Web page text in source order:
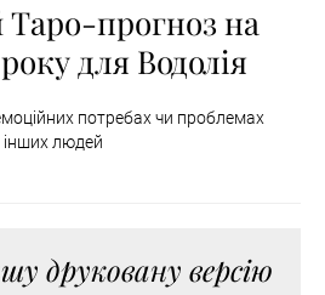
прогноз на
для Водолія
потребах чи проблемах
інших людей
друковану версію